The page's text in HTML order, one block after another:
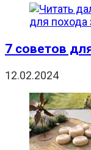
7 советов
12.02.2024